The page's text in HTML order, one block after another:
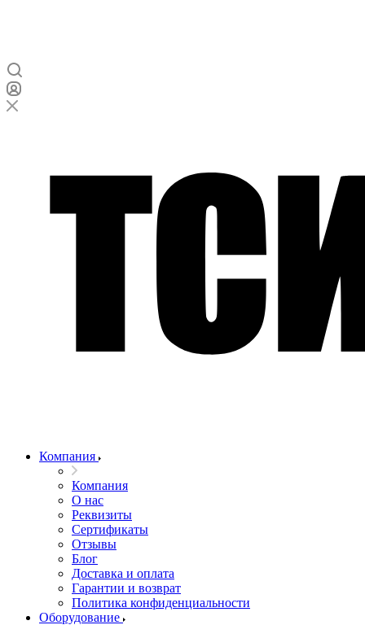
Компания
Компания
О нас
Реквизиты
Сертификаты
Отзывы
Блог
Доставка и оплата
Гарантии и возврат
Политика конфиденциальности
Оборудование